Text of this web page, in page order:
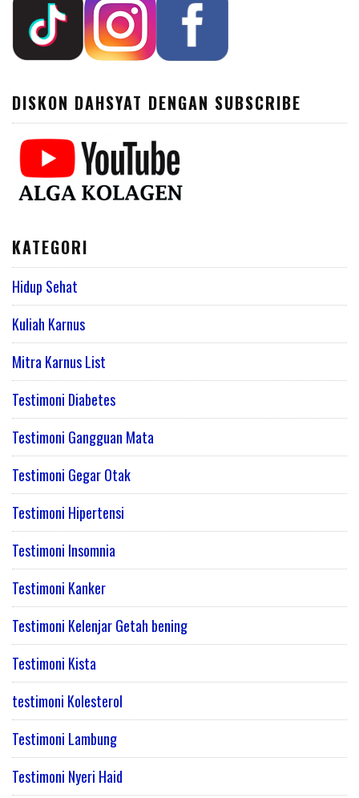
DISKON DAHSYAT DENGAN SUBSCRIBE
KATEGORI
Hidup Sehat
Kuliah Karnus
Mitra Karnus List
Testimoni Diabetes
Testimoni Gangguan Mata
Testimoni Gegar Otak
Testimoni Hipertensi
Testimoni Insomnia
Testimoni Kanker
Testimoni Kelenjar Getah bening
Testimoni Kista
testimoni Kolesterol
Testimoni Lambung
Testimoni Nyeri Haid